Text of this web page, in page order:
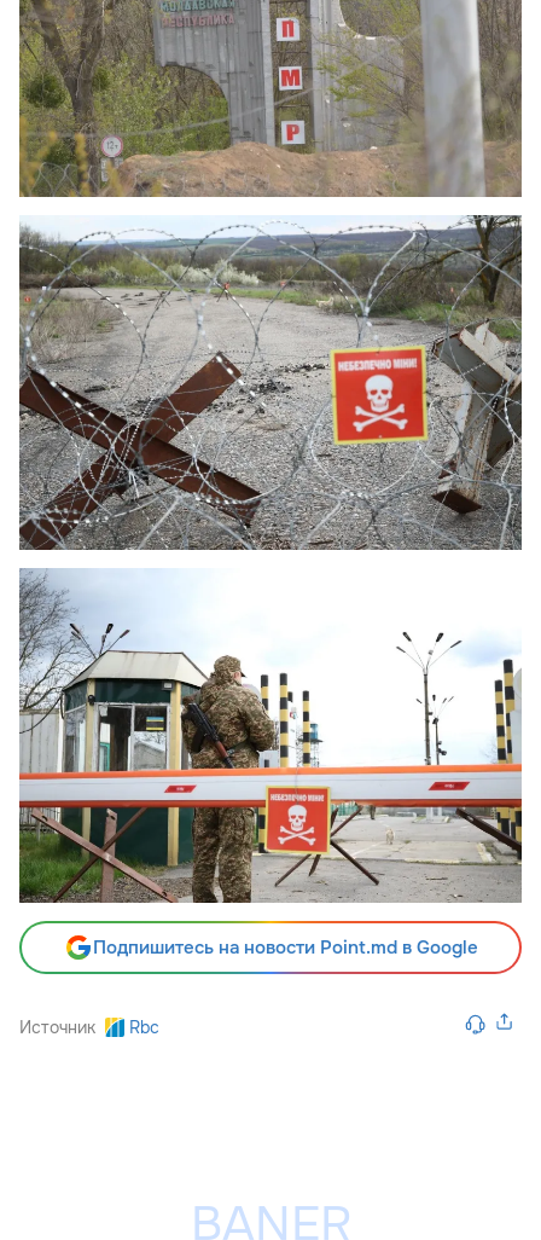
Подпишитесь на новости Point.md в Google
Источник Rbc